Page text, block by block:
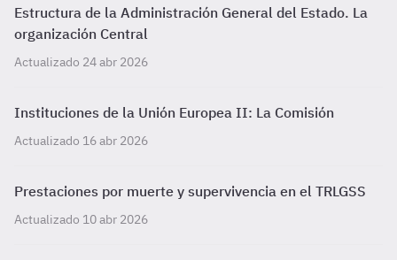
Estructura de la Administración General del Estado. La
organización Central
Actualizado 24 abr 2026
Instituciones de la Unión Europea II: La Comisión
Actualizado 16 abr 2026
Prestaciones por muerte y supervivencia en el TRLGSS
Actualizado 10 abr 2026